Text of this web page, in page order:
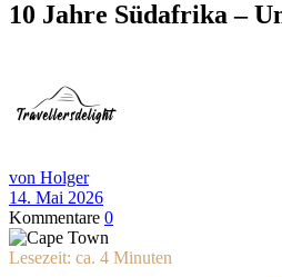
10 Jahre Südafrika –
von Holger
14. Mai 2026
Kommentare 0
Lesezeit: ca. 4 Minuten